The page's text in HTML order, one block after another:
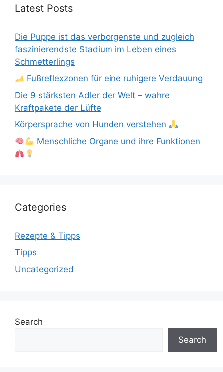
Latest Posts
Die Puppe ist das verborgenste und zugleich
faszinierendste Stadium im Leben eines
Schmetterlings
Fußreflexzonen für eine ruhigere Verdauung
Die 9 stärksten Adler der Welt – wahre
Kraftpakete der Lüfte
Körpersprache von Hunden verstehen
Menschliche Organe und ihre Funktionen
Categories
Rezepte & Tipps
Tipps
Uncategorized
Search
Search